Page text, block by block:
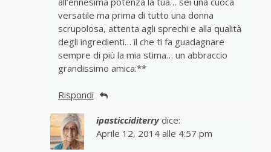
versatile ma prima di tutto una donna
scrupolosa, attenta agli sprechi e alla qualità
degli ingredienti… il che ti fa guadagnare
sempre di più la mia stima… un abbraccio
grandissimo amica:**
Rispondi
ipasticciditerry dice:
Aprile 12, 2014 alle 4:57 pm